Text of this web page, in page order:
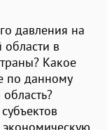
давления на
области в
Какое
по данному